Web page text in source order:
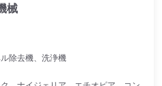
械
除去機、洗浄機